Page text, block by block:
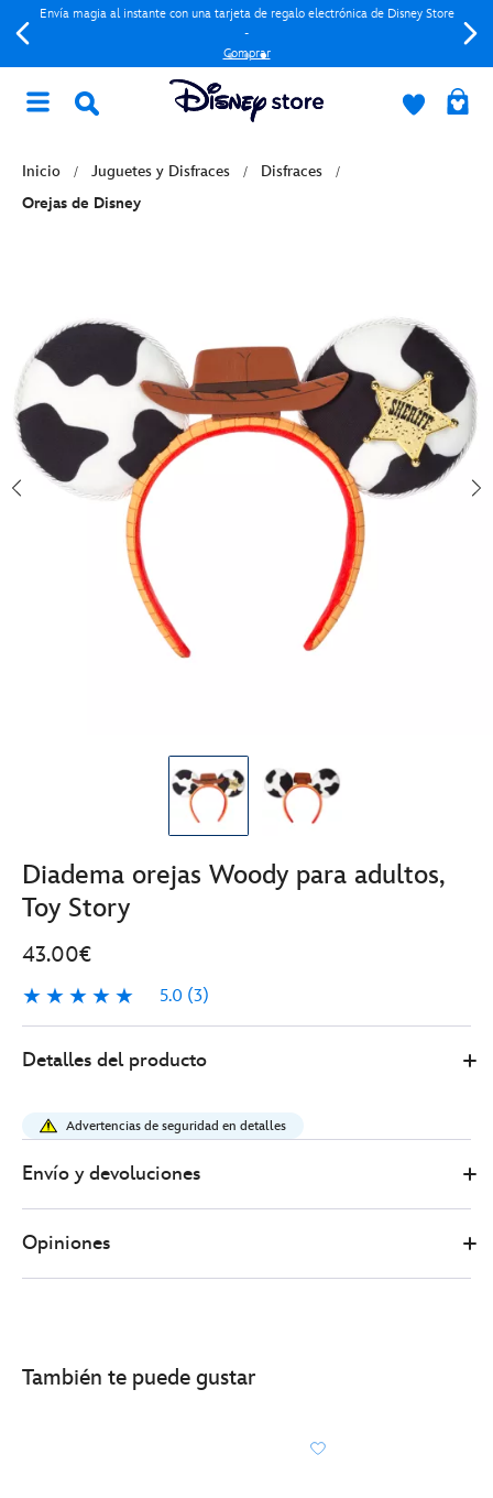
Envía magia al instante con una tarjeta de regalo electrónica de Disney Store
-
Comprar
Inicio Juguetes y Disfraces
Disfraces
Orejas de Disney
Diadema orejas Woody para adultos,
Toy Story
43.00€
5.0 (3)
5.0
3
43.00
orejas-
woody-
para-
story-
445039669765.html
Detalles del producto
Advertencias de seguridad en detalles
Envío y devoluciones
Opiniones
También te puede gustar